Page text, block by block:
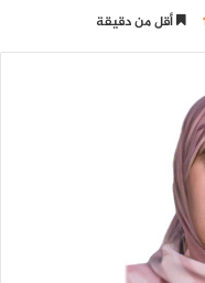
أقل من دقيقة